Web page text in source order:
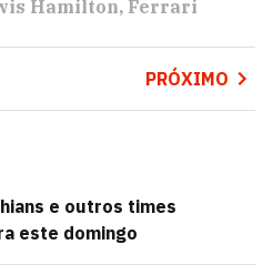
Hamilton Ferrari
PRÓXIMO
e outros times
este domingo